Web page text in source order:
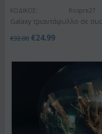
ΚΩΔΙΚΟΣ: Rospre27
Galaxy τριαντάφυλλο σε
€32.00 €24.99